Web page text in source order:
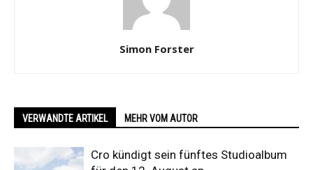
Simon Forster
VERWANDTE ARTIKEL MEHR VOM AUTOR
Cro kündigt sein fünftes Studioalbum